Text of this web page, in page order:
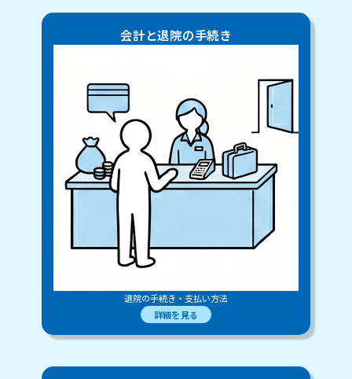
会計と退院の手続き
退院の手続き・支払い方法
詳細を見る